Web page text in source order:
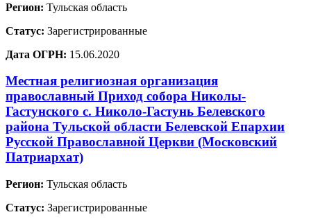
Регион: Тульская область
Статус: Зарегистрированные
Дата ОГРН: 15.06.2020
Местная религиозная организация
православный Приход собора Николы-
Гастунского с. Николо-Гастунь Белевского
района Тульской области Белевской Епархии
Русской Православной Церкви (Московский
Патриархат)
Регион: Тульская область
Статус: Зарегистрированные